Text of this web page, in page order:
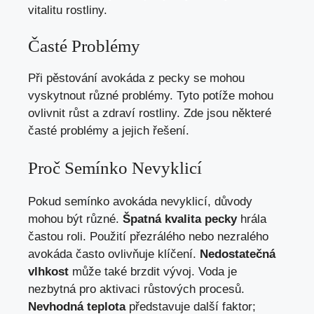
vitalitu rostliny.
Časté Problémy
Při pěstování avokáda z pecky se mohou
vyskytnout různé problémy. Tyto potíže mohou
ovlivnit růst a zdraví rostliny. Zde jsou některé
časté problémy a jejich řešení.
Proč Semínko Nevyklicí
Pokud semínko avokáda nevyklicí, důvody
mohou být různé. Špatná kvalita peckyhrála
častou roli. Použití přezrálého nebo nezralého
avokáda často ovlivňuje klíčení. Nedostatečná
vlhkost může také brzdit vývoj. Voda je
nezbytná pro aktivaci růstových procesů.
Nevhodná teplotapředstavuje další faktor;